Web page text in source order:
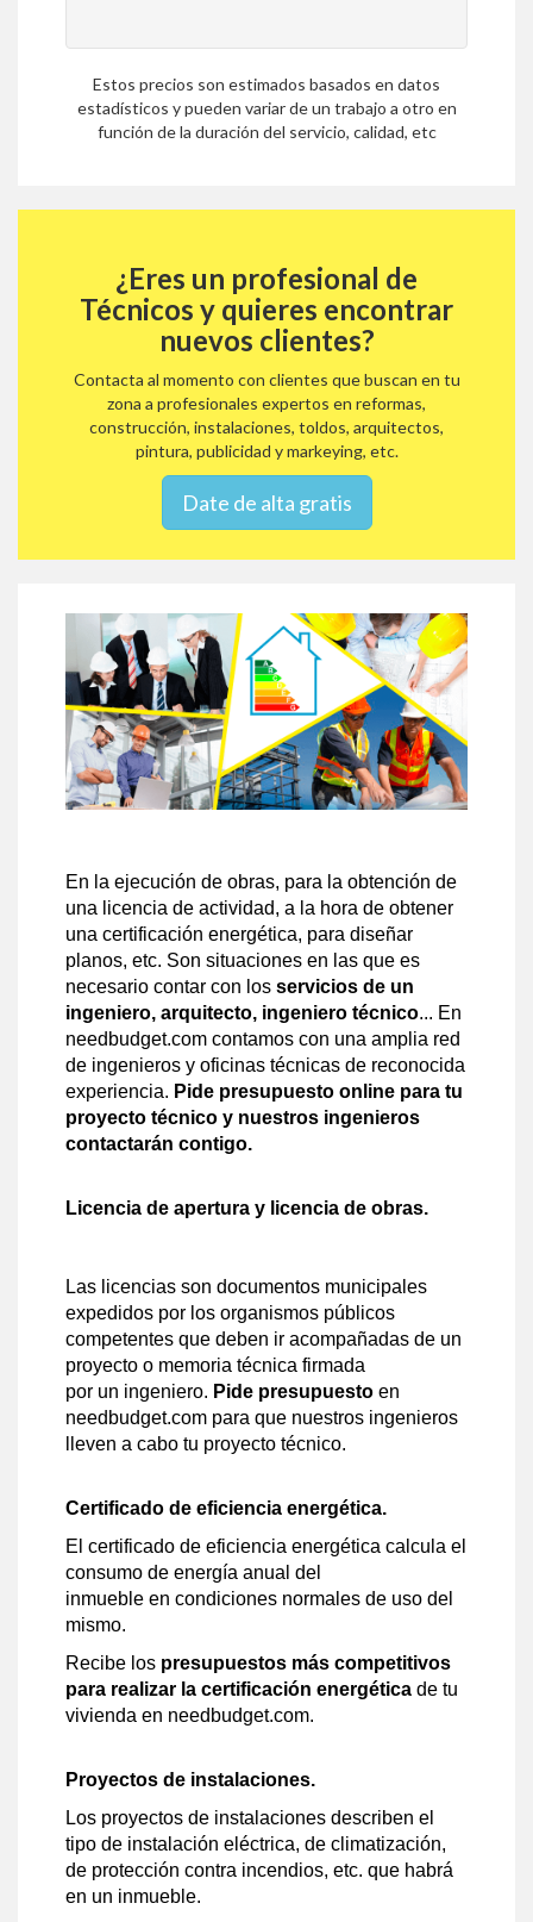
Estos precios son estimados basados en datos
estadísticos y pueden variar de un trabajo a otro en
función de la duración del servicio, calidad, etc
¿Eres un profesional de
Técnicos y quieres encontrar
nuevos clientes?
Contacta al momento con clientes que buscan en tu
zona a profesionales expertos en reformas,
construcción, instalaciones, toldos, arquitectos,
pintura, publicidad y markeying, etc.
Date de alta gratis
En la ejecución de obras, para la obtención de
una licencia de actividad, a la hora de obtener
una certificación energética, para diseñar
planos, etc. Son situaciones en las que es
necesario contar con los servicios de un
ingeniero, arquitecto, ingeniero técnico... En
needbudget.com contamos con una amplia red
de ingenieros y oficinas técnicas de reconocida
experiencia. Pide presupuesto online para tu
proyecto técnico y nuestros ingenieros
contactarán contigo.
Licencia de apertura y licencia de obras.
Las licencias son documentos municipales
expedidos por los organismos públicos
competentes que deben ir acompañadas de un
proyecto o memoria técnica firmada
por un ingeniero. Pide presupuesto en
needbudget.com para que nuestros ingenieros
lleven a cabo tu proyecto técnico.
Certificado de eficiencia energética.
El certificado de eficiencia energética calcula el
consumo de energía anual del
inmueble en condiciones normales de uso del
mismo.
Recibe los presupuestos más competitivos
para realizar la certificación energética de tu
vivienda en needbudget.com.
Proyectos de instalaciones.
Los proyectos de instalaciones describen el
tipo de instalación eléctrica, de climatización,
de protección contra incendios, etc. que habrá
en un inmueble.